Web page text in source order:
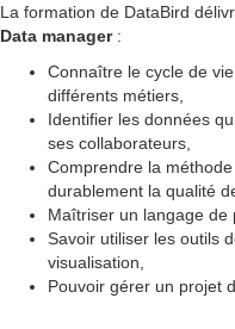
La formation de DataBird
Data manager :
Connaître le cycle de
différents métiers,
Identifier les données
ses collaborateurs,
Comprendre la
durablement la qualité
Maîtriser un langage
Savoir utiliser les outils
visualisation,
Pouvoir gérer un projet